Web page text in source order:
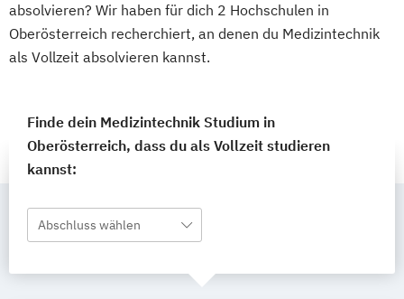
absolvieren? Wir haben für dich 2 Hochschulen in
Oberösterreich recherchiert, an denen du Medizintechnik
als Vollzeit absolvieren kannst.
Finde dein Medizintechnik Studium in
Oberösterreich, dass du als Vollzeit studieren
kannst:
Abschluss wählen